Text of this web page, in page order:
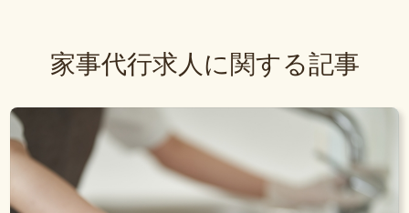
家事代行求人に関する記事